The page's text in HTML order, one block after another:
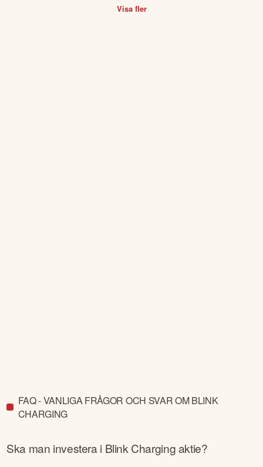
Visa fler
FAQ - VANLIGA FRÅGOR OCH SVAR OM BLINK
CHARGING
Ska man investera i Blink Chargingaktie?